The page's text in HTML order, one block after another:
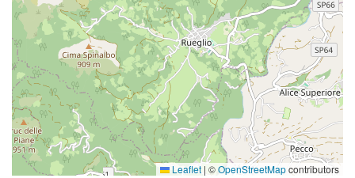
Leaflet | ©OpenStreetMapcontributors